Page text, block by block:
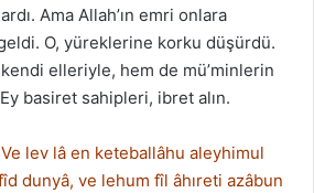
Ama Allah’ın emri onlara
O, yüreklerine korku düşürdü.
elleriyle, hem de mü’minlerin
basiret sahipleri, ibret alın.
Ve lev lâ en keteballâhu aleyhimul
dunyâ, ve lehum fîl âhıreti azâbun